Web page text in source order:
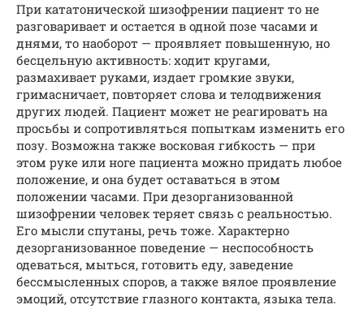
При кататонической шизофрении пациент то не
разговаривает и остается в одной позе часами и
днями, то наоборот — проявляет повышенную, но
бесцельную активность: ходит кругами,
размахивает руками, издает громкие звуки,
гримасничает, повторяет слова и телодвижения
других людей. Пациент может не реагировать на
просьбы и сопротивляться попыткам изменить его
позу. Возможна также восковая гибкость — при
этом руке или ноге пациента можно придать любое
положение, и она будет оставаться в этом
положении часами. При дезорганизованной
шизофрении человек теряет связь с реальностью.
Его мысли спутаны, речь тоже. Характерно
дезорганизованное поведение — неспособность
одеваться, мыться, готовить еду, заведение
бессмысленных споров, а также вялое проявление
эмоций, отсутствие глазного контакта, языка тела.